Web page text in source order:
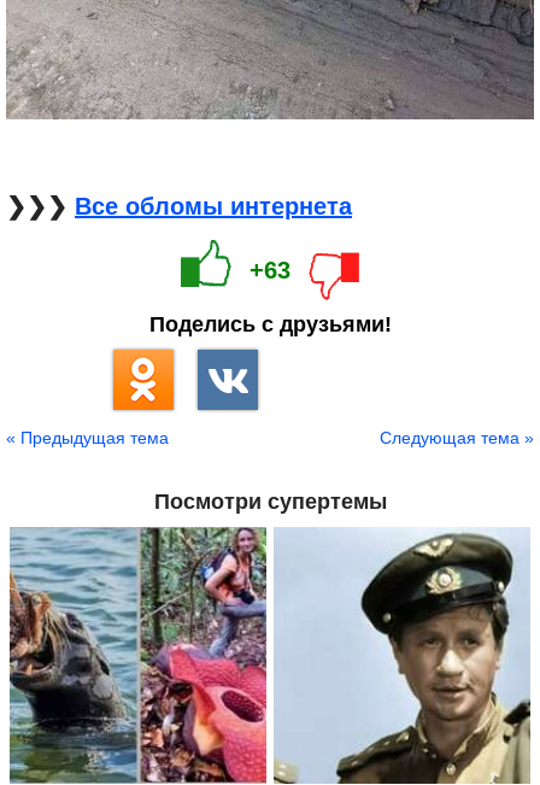
❯❯❯ Все обломы интернета
+63
Поделись с друзьями!
« Предыдущая тема Следующая тема »
Посмотри супертемы